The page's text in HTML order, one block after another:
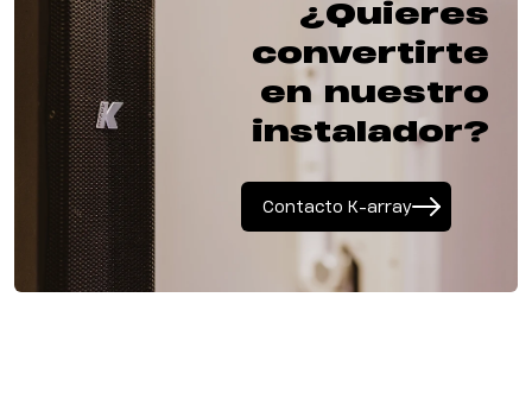
¿Quieres
convertirte
en nuestro
instalador?
Contacto K-array